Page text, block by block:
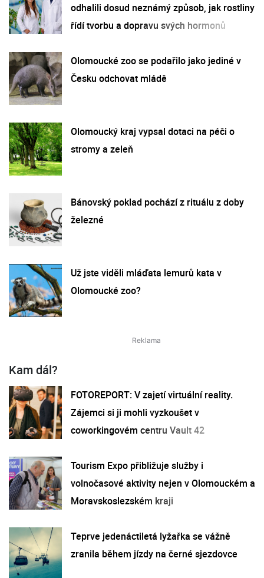
odhalili dosud neznámý způsob, jak rostliny
řídí tvorbu a dopravu svých hormonů
Olomoucké zoo se podařilo jako jediné v
Česku odchovat mládě
Olomoucký kraj vypsal dotaci na péči o
stromy a zeleň
Bánovský poklad pochází z rituálu z doby
železné
Už jste viděli mláďata lemurů kata v
Olomoucké zoo?
Kam dál?
FOTOREPORT: V zajetí virtuální reality.
Zájemci si ji mohli vyzkoušet v
coworkingovém centru Vault 42
Tourism Expo přibližuje služby i
volnočasové aktivity nejen v Olomouckém a
Moravskoslezském kraji
Teprve jedenáctiletá lyžařka se vážně
zranila během jízdy na černé sjezdovce